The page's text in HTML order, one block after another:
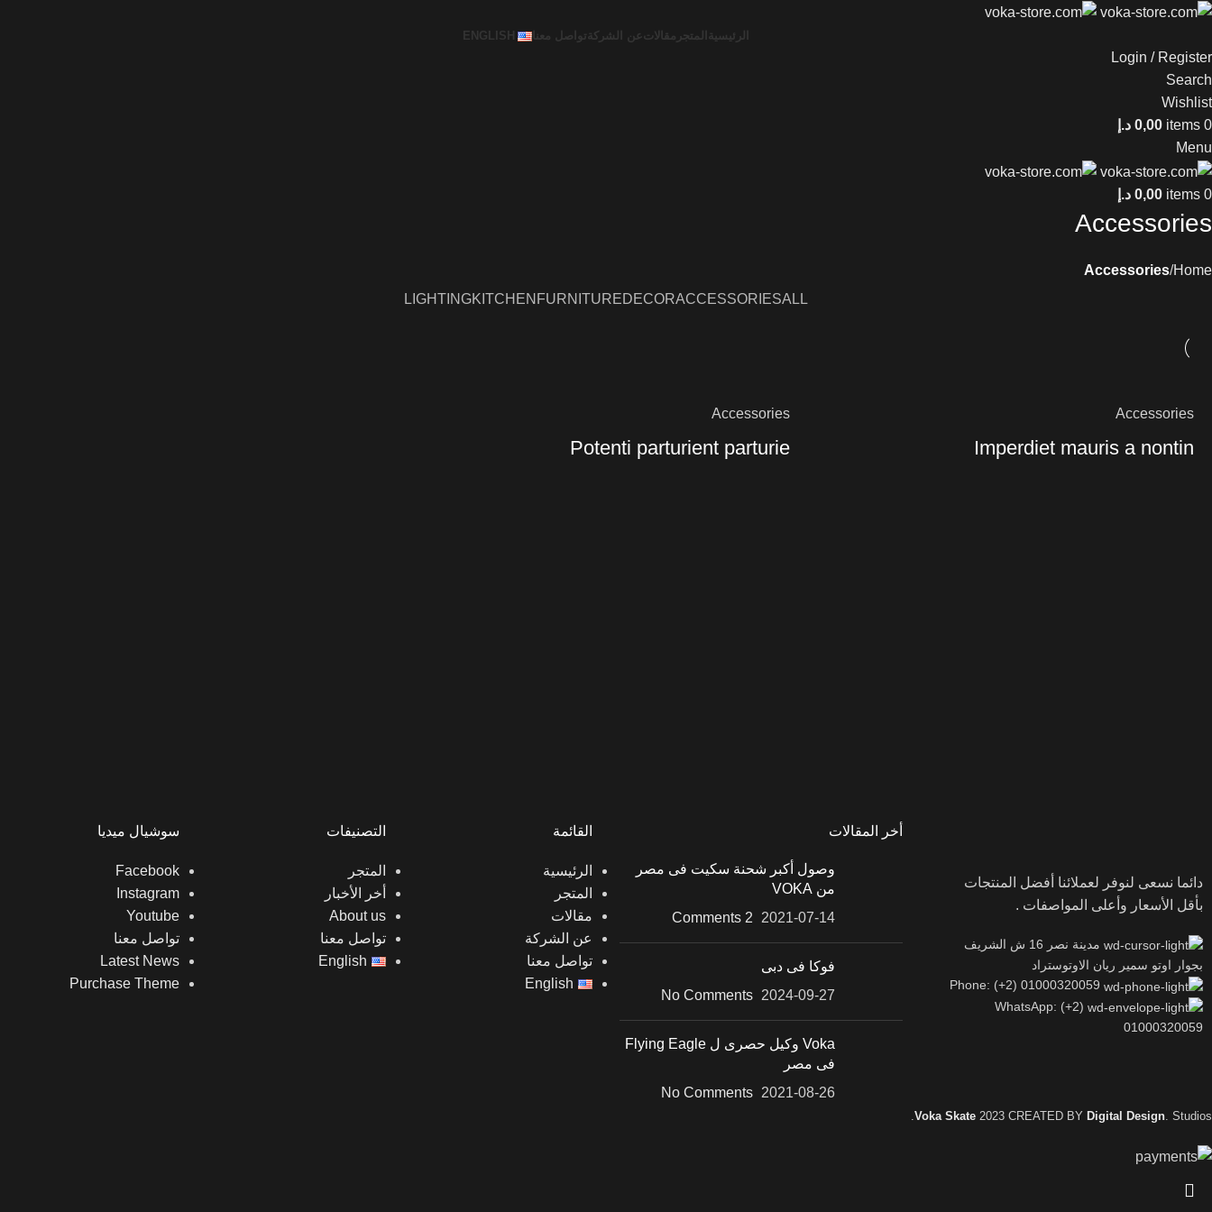
الرئيسية المتجر مقالات عن الشركة تواصل معنا ENGLISH
Login / Register
Search
Wishlist
0
items
0,00 د.إ
Menu
0
items
0,00 د.إ
Accessories
Home
Accessories
ALL
ACCESSORIES
DECOR
FURNITURE
KITCHEN
LIGHTING
Accessories
Imperdiet mauris a nontin
Accessories
Potenti parturient parturie
دائما نسعى لنوفر لعملائنا أفضل المنتجات
بأقل الأسعار وأعلى المواصفات .
مدينة نصر 16 ش الشريف
بجوار اوتو سمير ريان الاوتوستراد
Phone: (+2) 01000320059
WhatsApp: (+2)
01000320059
أخر المقالات
وصول أكبر شحنة سكيت فى مصر
من VOKA
2021-07-14
2 Comments
فوكا فى دبى
2024-09-27
No Comments
Voka وكيل حصرى ل Flying Eagle
فى مصر
2021-08-26
No Comments
القائمة
الرئيسية
المتجر
مقالات
عن الشركة
تواصل معنا
English
التصنيفات
المتجر
أخر الأخبار
About us
تواصل معنا
English
سوشيال ميديا
Facebook
Instagram
Youtube
تواصل معنا
Latest News
Purchase Theme
Voka Skate 2023 CREATED BY Digital Design. Studios.